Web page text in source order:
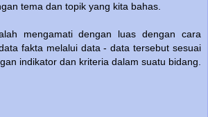
tema dan topik yang kita bahas.
mengamati dengan luas dengan cara
fakta melalui data - data tersebut sesuai
indikator dan kriteria dalam suatu bidang.